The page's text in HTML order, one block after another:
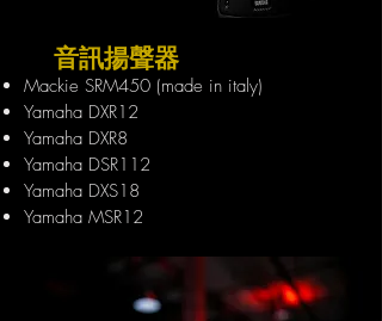
音訊揚聲器
Mackie SRM450 (made in italy)
Yamaha DXR12
Yamaha DXR8
Yamaha DSR112
Yamaha DXS18
Yamaha MSR12